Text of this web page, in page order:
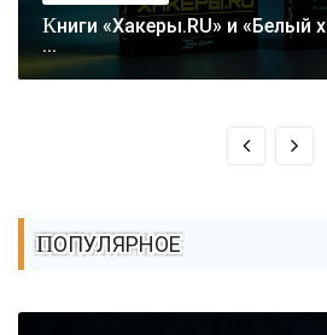
Книги «Хакеры.RU» и «Белый хакер» еще можно
...
ПОПУЛЯРНОЕ